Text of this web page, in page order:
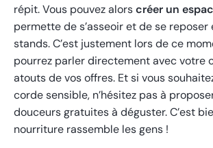
répit. Vous pouvez alorscréer un
permette de s’asseoir et de se reposer
stands. C’est justement lors de ce
pourrez parler directement avec votre
atouts de vos offres. Et si vous
corde sensible, n’hésitez pas à
douceurs gratuites à déguster. C’est
nourriture rassemble les gens !